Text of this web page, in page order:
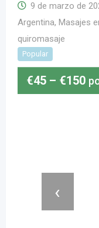
9 de marzo de
Argentina, Masajes
quiromasaje
Popular
€45 – €150
‹